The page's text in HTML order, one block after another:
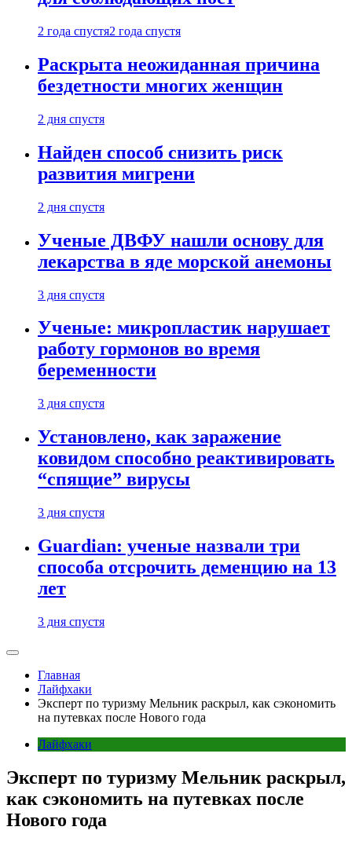
2 года спустя2 года спустя
Раскрыта неожиданная причина
бездетности многих женщин
2 дня спустя
Найден способ снизить риск
развития мигрени
2 дня спустя
Ученые ДВФУ нашли основу для
лекарства в яде морской анемоны
3 дня спустя
Ученые: микропластик нарушает
работу гормонов во время
беременности
3 дня спустя
Установлено, как заражение
ковидом способно реактивировать
“спящие” вирусы
3 дня спустя
Guardian: ученые назвали три
способа отсрочить деменцию на 13
лет
3 дня спустя
Главная
Лайфхаки
Эксперт по туризму Мельник раскрыл, как сэкономить
на путевках после Нового года
Лайфхаки
Эксперт по туризму Мельник раскрыл,
как сэкономить на путевках после
Нового года